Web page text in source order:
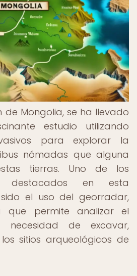
de Mongolia, se ha llevado
estudio utilizando
para explorar la
nómadas que alguna
tierras. Uno de los
destacados en esta
el uso del georradar,
que permite analizar el
necesidad de excavar,
sitios arqueológicos de